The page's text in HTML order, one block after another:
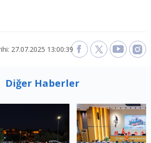
27.07.2025 13:00:39
Diğer Haberler